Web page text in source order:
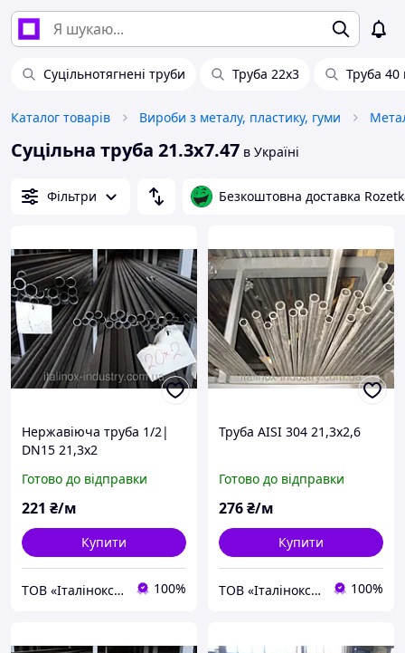
Суцільнотягнені труби Труба 22х3 Труба 40
Каталог товарів Вироби з металу, пластику, гуми
Суцільна труба 21.3х7.47 в Україні
Фільтри Безкоштовна доставка
Нержавіюча труба 1/2|
DN15 21,3х2
Готово до відправки
221 ₴/м
Купити
ТОВ «Італінокс Індустрі» нержавіючий металопрокат 100%
Труба AISI 304 21,3х2,6
Готово до відправки
276₴/м
Купити
ТОВ «Італінокс Індустрі» нержавіючий металопрокат 100%